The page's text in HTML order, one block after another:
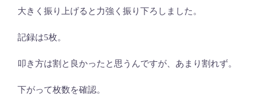
大きく振り上げると力強く振り下ろしました。
記録は5枚。
叩き方は割と良かったと思うんですが、あまり割れず。
下がって枚数を確認。